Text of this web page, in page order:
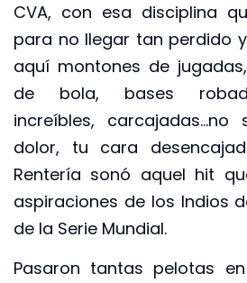
CVA, con esa disciplina
para no llegar tan perdido
aquí montones de
de bola, bases
increíbles,
dolor, tu cara
Rentería sonó aquel hit
aspiraciones de los Indios
de la Serie Mundial.
Pasaron tantas pelotas